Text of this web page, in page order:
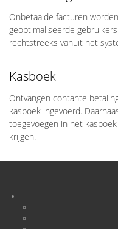
Onbetaalde facturen
geoptimaliseerde
rechtstreeks vanuit het
Kasboek
Ontvangen contante
kasboek ingevoerd.
toegevoegen in het
krijgen.